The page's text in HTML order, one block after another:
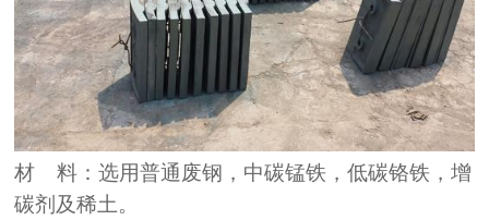
材
料：选用普通废钢，中碳锰铁，低碳铬铁，增
碳剂及稀土。